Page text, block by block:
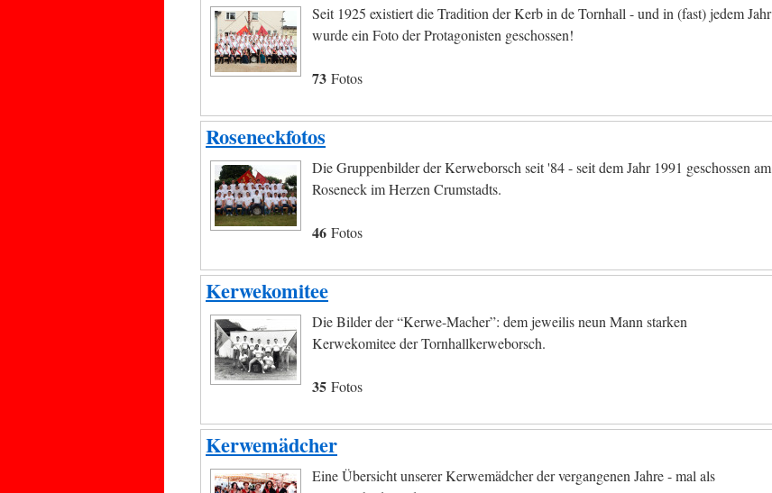
Seit 1925 existiert die Tradition der Kerb in de Tornhall - und in (fast) jedem Jahr
wurde ein Foto der Protagonisten geschossen!
73 Fotos
Roseneckfotos
Die Gruppenbilder der Kerweborsch seit '84 - seit dem Jahr 1991 geschossen am
Roseneck im Herzen Crumstadts.
46 Fotos
Kerwekomitee
Die Bilder der “Kerwe-Macher”: dem jeweilis neun Mann starken
Kerwekomitee der Tornhallkerweborsch.
35 Fotos
Kerwemädcher
Eine Übersicht unserer Kerwemädcher der vergangenen Jahre - mal als